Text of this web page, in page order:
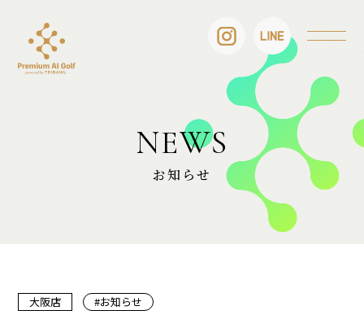
NEWS
お知らせ
大阪店 #お知らせ